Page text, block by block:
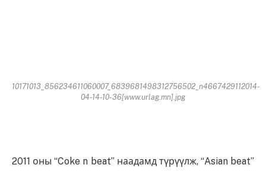
10171013_856234611060007_6839681498312756502_n4667429112014-
04-14-10-36[www.urlag.mn].jpg
2011 оны “Coke n beat” наадамд түрүүлж, “Asian beat”